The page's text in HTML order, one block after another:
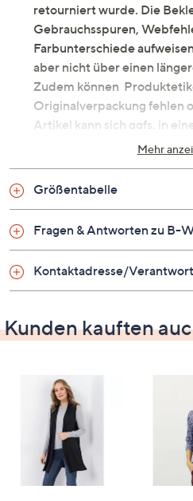
retourniert wurde. Die
Gebrauchsspuren,
Farbunterschiede
aber nicht über einen
Zudem können
Originalverpackung fehlen
Artikel kann sich ggfs. in
Umverpackung befinden.
Cardigan mit
Der kuschelig weiche
deinem Outfit
Auf einen Blick
überschnittene
offene Front
breite Rippbund-
Logoanhänger
enthält LENZING™
Maße (Größe 38)
Länge: ca. 72 cm
Mehr
Größentabelle
Fragen & Antworten zu B-
Kontaktadresse/
Kunden kauften